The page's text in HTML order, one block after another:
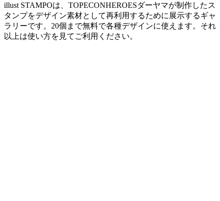
illust STAMPOは、TOPECONHEROESダーヤマが制作したス
タンプをデザイン素材として再利用するために展示するギャ
ラリーです。20個まで無料で各種デザインに使えます。それ
以上は使い方を見てご利用ください。